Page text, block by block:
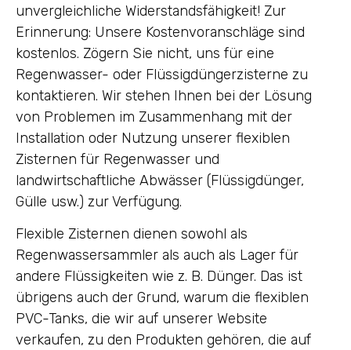
unvergleichliche Widerstandsfähigkeit! Zur
Erinnerung: Unsere Kostenvoranschläge sind
kostenlos. Zögern Sie nicht, uns für eine
Regenwasser- oder Flüssigdüngerzisterne zu
kontaktieren. Wir stehen Ihnen bei der Lösung
von Problemen im Zusammenhang mit der
Installation oder Nutzung unserer flexiblen
Zisternen für Regenwasser und
landwirtschaftliche Abwässer (Flüssigdünger,
Gülle usw.) zur Verfügung.
Flexible Zisternen dienen sowohl als
Regenwassersammler als auch als Lager für
andere Flüssigkeiten wie z. B. Dünger. Das ist
übrigens auch der Grund, warum die flexiblen
PVC-Tanks, die wir auf unserer Website
verkaufen, zu den Produkten gehören, die auf